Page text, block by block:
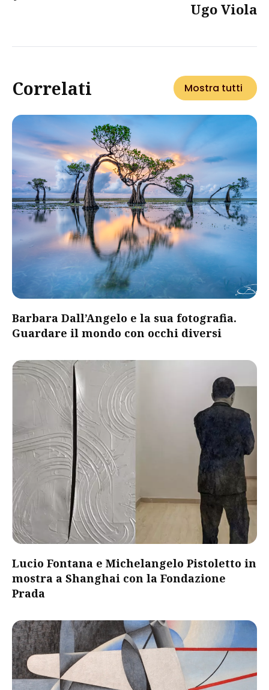
Ugo Viola
Correlati Mostra tutti
Barbara Dall’Angelo e la sua fotografia.
Guardare il mondo con occhi diversi
Lucio Fontana e Michelangelo Pistoletto in
mostra a Shanghai con la Fondazione
Prada